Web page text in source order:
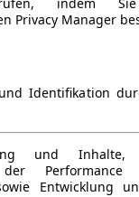
indem
Privacy Manager
Identifikation
und Inhalte,
Entwicklung